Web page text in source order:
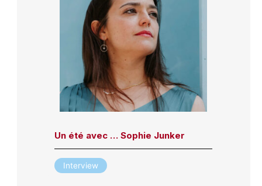
Un été avec … Sophie Junker
Interview